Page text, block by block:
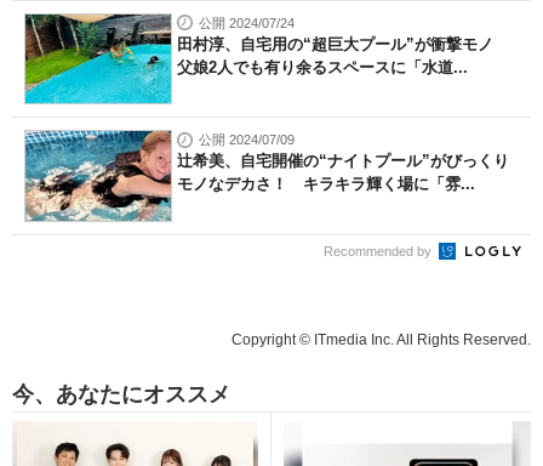
公開 2024/07/24
田村淳、自宅用の“超巨大プール”が衝撃モノ
父娘2人でも有り余るスペースに「水道...
公開 2024/07/09
辻希美、自宅開催の“ナイトプール”がびっくり
モノなデカさ！ キラキラ輝く場に「雰...
Recommended by
Copyright © ITmedia Inc. All Rights Reserved.
今、あなたにオススメ